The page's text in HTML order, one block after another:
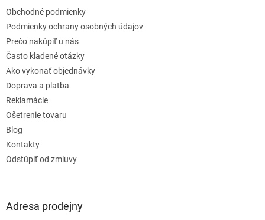
Obchodné podmienky
Podmienky ochrany osobných údajov
Prečo nakúpiť u nás
Často kladené otázky
Ako vykonať objednávky
Doprava a platba
Reklamácie
Ošetrenie tovaru
Blog
Kontakty
Odstúpiť od zmluvy
Adresa prodejny